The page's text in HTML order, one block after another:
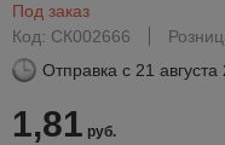
Под заказ
Код: СК002666
Отправка с 21 августа
1,81 руб.